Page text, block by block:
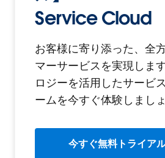
Service Cloud
お客様に寄り添った、全
マーサービスを実現します
ロジーを活用したサービ
ームを今すぐ体験しまし
今すぐ無料トライア